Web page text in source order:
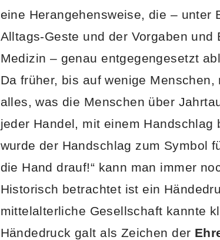
eine Herangehensweise, die – unter
Alltags-Geste und der Vorgaben
Medizin – genau entgegengesetzt
Da früher, bis auf wenige
alles, was die Menschen über
jeder Handel, mit einem
wurde der Handschlag zum Symbol
die Hand drauf!“ kann man immer
Historisch betrachtet ist ein
mittelalterliche Gesellschaft kannte
Händedruck galt als Zeichen der